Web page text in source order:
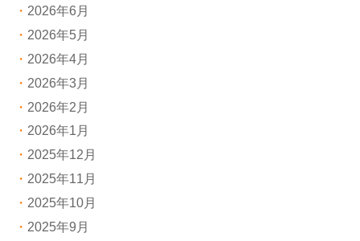
2026年6月
2026年5月
2026年4月
2026年3月
2026年2月
2026年1月
2025年12月
2025年11月
2025年10月
2025年9月